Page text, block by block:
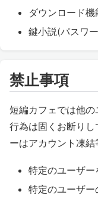
ダウンロード機
鍵小説(パスワ
禁止事項
短編カフェでは他
行為は固くお断り
ーはアカウント凍結
特定のユーザ
特定のユーザ